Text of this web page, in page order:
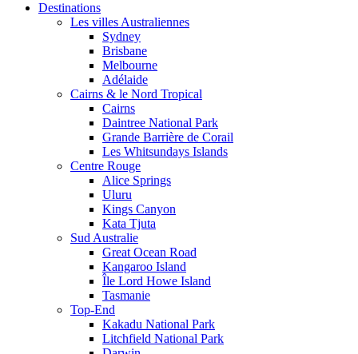
Destinations
Les villes Australiennes
Sydney
Brisbane
Melbourne
Adélaide
Cairns & le Nord Tropical
Cairns
Daintree National Park
Grande Barrière de Corail
Les Whitsundays Islands
Centre Rouge
Alice Springs
Uluru
Kings Canyon
Kata Tjuta
Sud Australie
Great Ocean Road
Kangaroo Island
Île Lord Howe Island
Tasmanie
Top-End
Kakadu National Park
Litchfield National Park